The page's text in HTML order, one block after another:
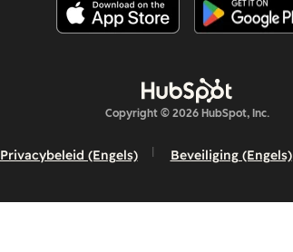
Copyright © 2026 HubSpot, Inc.
Privacybeleid (Engels) Beveiliging (Engels)